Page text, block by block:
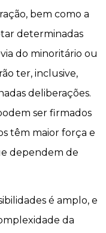
bem como a
determinadas
do minoritário ou
ter, inclusive,
deliberações.
ser firmados
têm maior força e
dependem de
é amplo, e
da